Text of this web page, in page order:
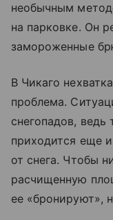
необычным
на парковке. Он
замороженные
В Чикаго
проблема.
снегопадов, ведь
приходится еще
от снега. Чтобы
расчищенную
ее «бронируют»,